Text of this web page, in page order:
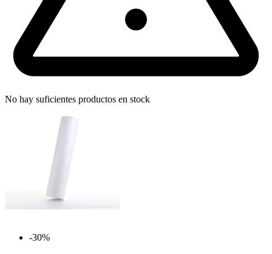
No hay suficientes productos en stock
-30%